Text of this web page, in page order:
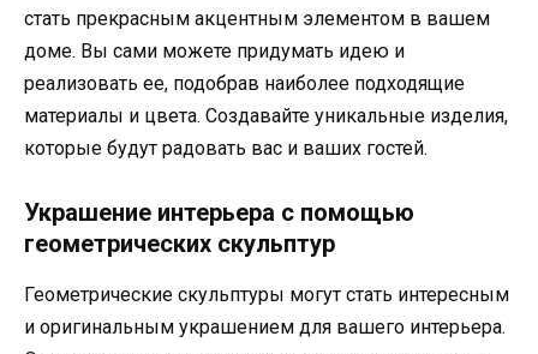
стать прекрасным акцентным элементом в вашем
доме. Вы сами можете придумать идею и
реализовать ее, подобрав наиболее подходящие
материалы и цвета. Создавайте уникальные изделия,
которые будут радовать вас и ваших гостей.
Украшение интерьера с помощью
геометрических скульптур
Геометрические скульптуры могут стать интересным
и оригинальным украшением для вашего интерьера.